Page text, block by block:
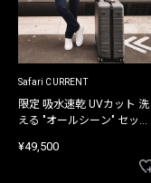
Safari CURRENT
限定 吸水速乾 UVカット 洗
える "オールシーン" セット
¥49,500